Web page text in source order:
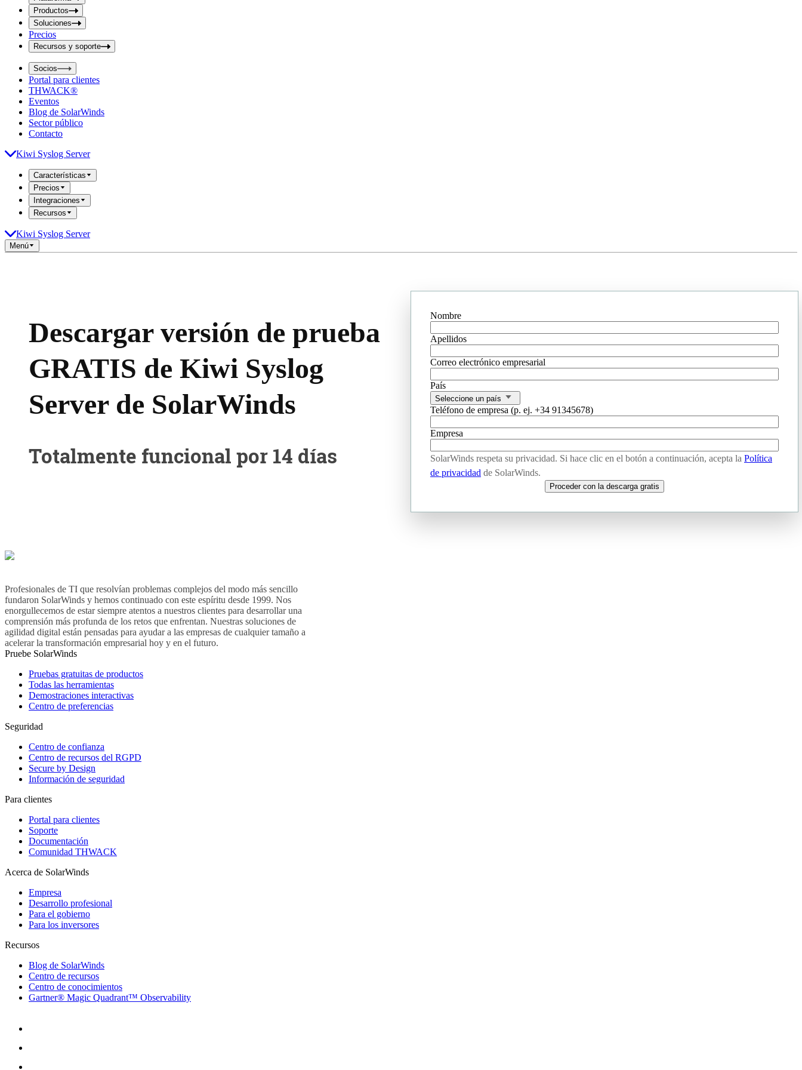
t
S
e
a
r
c
h
b
o
x
Productos
Soluciones
Precios
Recursos y soporte
Socios
Portal para clientes
THWACK®
Eventos
Blog de SolarWinds
Sector público
Contacto
Kiwi Syslog Server
Características
Precios
Integraciones
Recursos
Kiwi Syslog Server
Menú
Descargar versión de prueba
GRATIS de Kiwi Syslog
Server de SolarWinds
Totalmente funcional por 14 días
Nombre
Apellidos
Correo electrónico empresarial
País
Seleccione un país
Teléfono de empresa (p. ej. +34 91345678)
Empresa
SolarWinds respeta su privacidad. Si hace clic en el botón a continuación, acepta la Política
de privacidad de SolarWinds.
Proceder con la descarga gratis
Profesionales de TI que resolvían problemas complejos del modo más sencillo
fundaron SolarWinds y hemos continuado con este espíritu desde 1999. Nos
enorgullecemos de estar siempre atentos a nuestros clientes para desarrollar una
comprensión más profunda de los retos que enfrentan. Nuestras soluciones de
agilidad digital están pensadas para ayudar a las empresas de cualquier tamaño a
acelerar la transformación empresarial hoy y en el futuro.
Pruebe SolarWinds
Pruebas gratuitas de productos
Todas las herramientas
Demostraciones interactivas
Centro de preferencias
Seguridad
Centro de confianza
Centro de recursos del RGPD
Secure by Design
Información de seguridad
Para clientes
Portal para clientes
Soporte
Documentación
Comunidad THWACK
Acerca de SolarWinds
Empresa
Desarrollo profesional
Para el gobierno
Para los inversores
Recursos
Blog de SolarWinds
Centro de recursos
Centro de conocimientos
Gartner® Magic Quadrant™ Observability